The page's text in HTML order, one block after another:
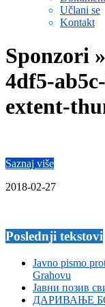
Učlani se
Kontakt
Sponzori »
4df5-
extent-
Saznaj više
2018-02-27
Poslednji tekstovi
Javno pismo
Grahovu
Јавни позив
ДАРИВАЊЕ